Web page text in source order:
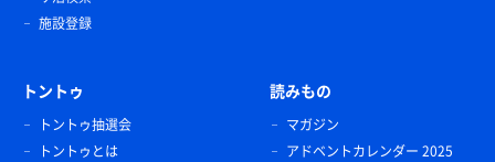
施設登録
トントゥ
トントゥ抽選会
トントゥとは
読みもの
マガジン
アドベントカレンダー 2025